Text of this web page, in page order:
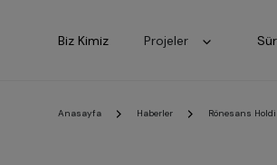
Biz Kimiz Projeler
Anasayfa Haberler Rönesans